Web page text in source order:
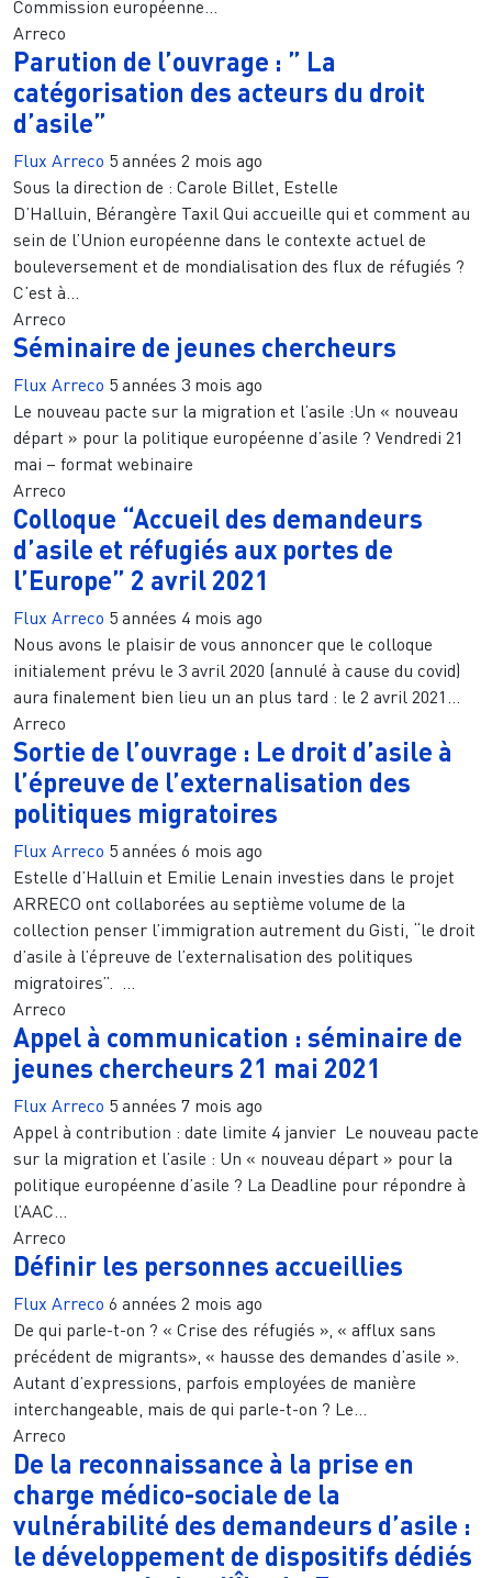
Commission européenne...
Arreco
Parution de l’ouvrage : ” La
catégorisation des acteurs du droit
d’asile”
Flux Arreco 5 années 2 mois ago
Sous la direction de : Carole Billet, Estelle
D’Halluin, Bérangère Taxil Qui accueille qui et comment au
sein de l’Union européenne dans le contexte actuel de
bouleversement et de mondialisation des flux de réfugiés ?
C’est à...
Arreco
Séminaire de jeunes chercheurs
Flux Arreco 5 années 3 mois ago
Le nouveau pacte sur la migration et l’asile :Un « nouveau
départ » pour la politique européenne d’asile ? Vendredi 21
mai – format webinaire
Arreco
Colloque “Accueil des demandeurs
d’asile et réfugiés aux portes de
l’Europe” 2 avril 2021
Flux Arreco 5 années 4 mois ago
Nous avons le plaisir de vous annoncer que le colloque
initialement prévu le 3 avril 2020 (annulé à cause du covid)
aura finalement bien lieu un an plus tard : le 2 avril 2021...
Arreco
Sortie de l’ouvrage : Le droit d’asile à
l’épreuve de l’externalisation des
politiques migratoires
Flux Arreco 5 années 6 mois ago
Estelle d’Halluin et Emilie Lenain investies dans le projet
ARRECO ont collaborées au septième volume de la
collection penser l’immigration autrement du Gisti, “le droit
d’asile à l’épreuve de l’externalisation des politiques
migratoires”. ...
Arreco
Appel à communication : séminaire de
jeunes chercheurs 21 mai 2021
Flux Arreco 5 années 7 mois ago
Appel à contribution : date limite 4 janvier Le nouveau pacte
sur la migration et l’asile : Un « nouveau départ » pour la
politique européenne d’asile ? La Deadline pour répondre à
l’AAC...
Arreco
Définir les personnes accueillies
Flux Arreco 6 années 2 mois ago
De qui parle-t-on ? « Crise des réfugiés », « afflux sans
précédent de migrants», « hausse des demandes d’asile ».
Autant d’expressions, parfois employées de manière
interchangeable, mais de qui parle-t-on ? Le...
Arreco
De la reconnaissance à la prise en
charge médico-sociale de la
vulnérabilité des demandeurs d’asile :
le développement de dispositifs dédiés